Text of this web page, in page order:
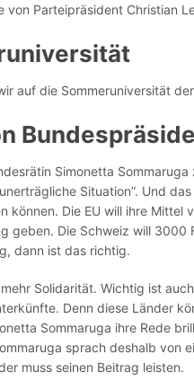
von Parteipräsident Christian
auf die Sommeruniversität
Simonetta
Situation”. Und
können. Die EU will ihre Mittel
geben. Die Schweiz will
dann ist das richtig.
Solidarität. Wichtig ist
Denn diese Länder
Sommaruga ihre Rede
sprach deshalb von
muss seinen Beitrag leisten.